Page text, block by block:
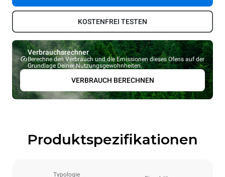
KOSTENFREI TESTEN
Verbrauchsrechner
Berechne den Verbrauch und die Emissionen dieses Ofens auf der
Grundlage Deiner Nutzungsgewohnheiten.
VERBRAUCH BERECHNEN
Produktspezifikationen
Typologie